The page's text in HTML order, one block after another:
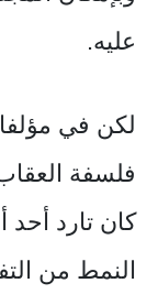
عليه.
لكن في
فلسفة
كان تارد أحد
النمط من